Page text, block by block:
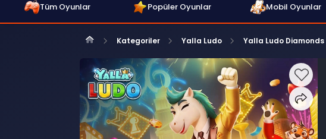
Tüm Oyunlar Popüler Oyunlar Mobil Oyunlar
Kategoriler Yalla Ludo Yalla Ludo Diamonds